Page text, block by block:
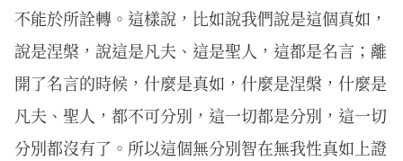
不能於所詮轉。這樣說，比如說我們說是這個真如，
說是涅槃，說這是凡夫、這是聖人，這都是名言；離
開了名言的時候，什麼是真如，什麼是涅槃，什麼是
凡夫、聖人，都不可分別，這一切都是分別，這一切
分別都沒有了。所以這個無分別智在無我性真如上證